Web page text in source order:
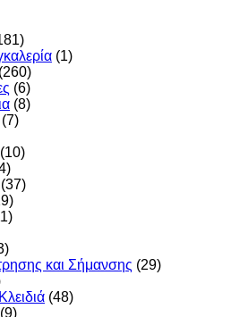
(1)
(260)
(6)
(8)
(7)
(10)
(37)
και Σήμανσης (29)
(48)
(9)